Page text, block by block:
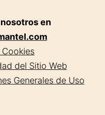
en
del Sitio Web
Generales de Uso